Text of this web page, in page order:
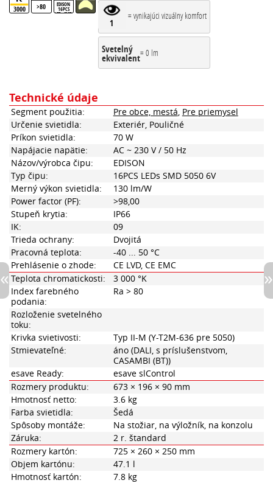
3000 >80
EDISON
16PCS
LEDs SMD
1
= vynikajúci vizuálny komfort
Svetelný
ekvivalent= 0 lm
Technické údaje
Segment použitia: Pre obce, mestá, Pre priemysel
Určenie svietidla:
Exteriér, Pouličné
Príkon svietidla:
70 W
Napájacie napätie:
AC ~ 230 V / 50 Hz
Názov/výrobca čipu:
EDISON
Typ čipu:
16PCS LEDs SMD 5050 6V
Merný výkon svietidla:
130 lm/W
Power factor (PF):
>98,00
Stupeň krytia:
IP66
IK:
09
Trieda ochrany:
Dvojitá
Pracovná teplota:
-40 ... 50 °C
Prehlásenie o zhode:
CE LVD, CE EMC
Teplota chromatickosti:
3 000 °K
Index farebného
podania:
Ra > 80
Rozloženie svetelného
toku:
Krivka svietivosti:
Typ II-M (Y-T2M-636 pre 5050)
Stmievateľné:
áno (DALI, s príslušenstvom,
CASAMBI (BT))
esave Ready:
esave slControl
Rozmery produktu:
673 × 196 × 90 mm
Hmotnosť netto:
3.6 kg
Farba svietidla:
Šedá
Spôsoby montáže:
Na stožiar, na výložník, na konzolu
Záruka:
2 r. štandard
Rozmery kartón:
725 × 260 × 250 mm
Objem kartónu:
47.1 l
Hmotnosť kartón:
7.8 kg